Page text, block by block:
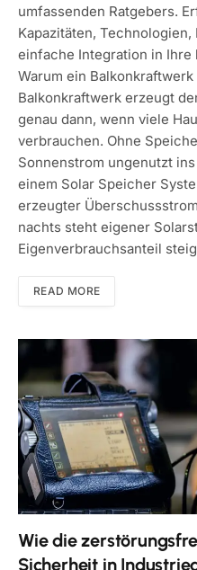
umfassenden Ratgebers.
Kapazitäten,
einfache Integration in Ihre
Warum ein
Balkonkraftwerk erzeugt
genau dann, wenn viele
verbrauchen. Ohne
Sonnenstrom ungenutzt
einem Solar Speicher
erzeugter
nachts steht eigener
Eigenverbrauchsanteil
READ MORE
Wie die
Sicherheit in